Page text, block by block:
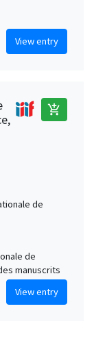
View entry
add_shopping_cart
de
de
manuscrits
View entry